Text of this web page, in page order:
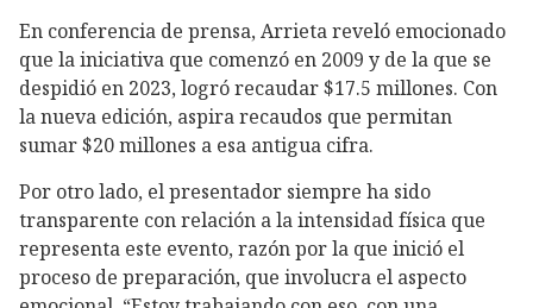
En conferencia de prensa, Arrieta reveló emocionado
que la iniciativa que comenzó en 2009 y de la que se
despidió en 2023, logró recaudar $17.5 millones. Con
la nueva edición, aspira recaudos que permitan
sumar $20 millones a esa antigua cifra.
Por otro lado, el presentador siempre ha sido
transparente con relación a la intensidad física que
representa este evento, razón por la que inició el
proceso de preparación, que involucra el aspecto